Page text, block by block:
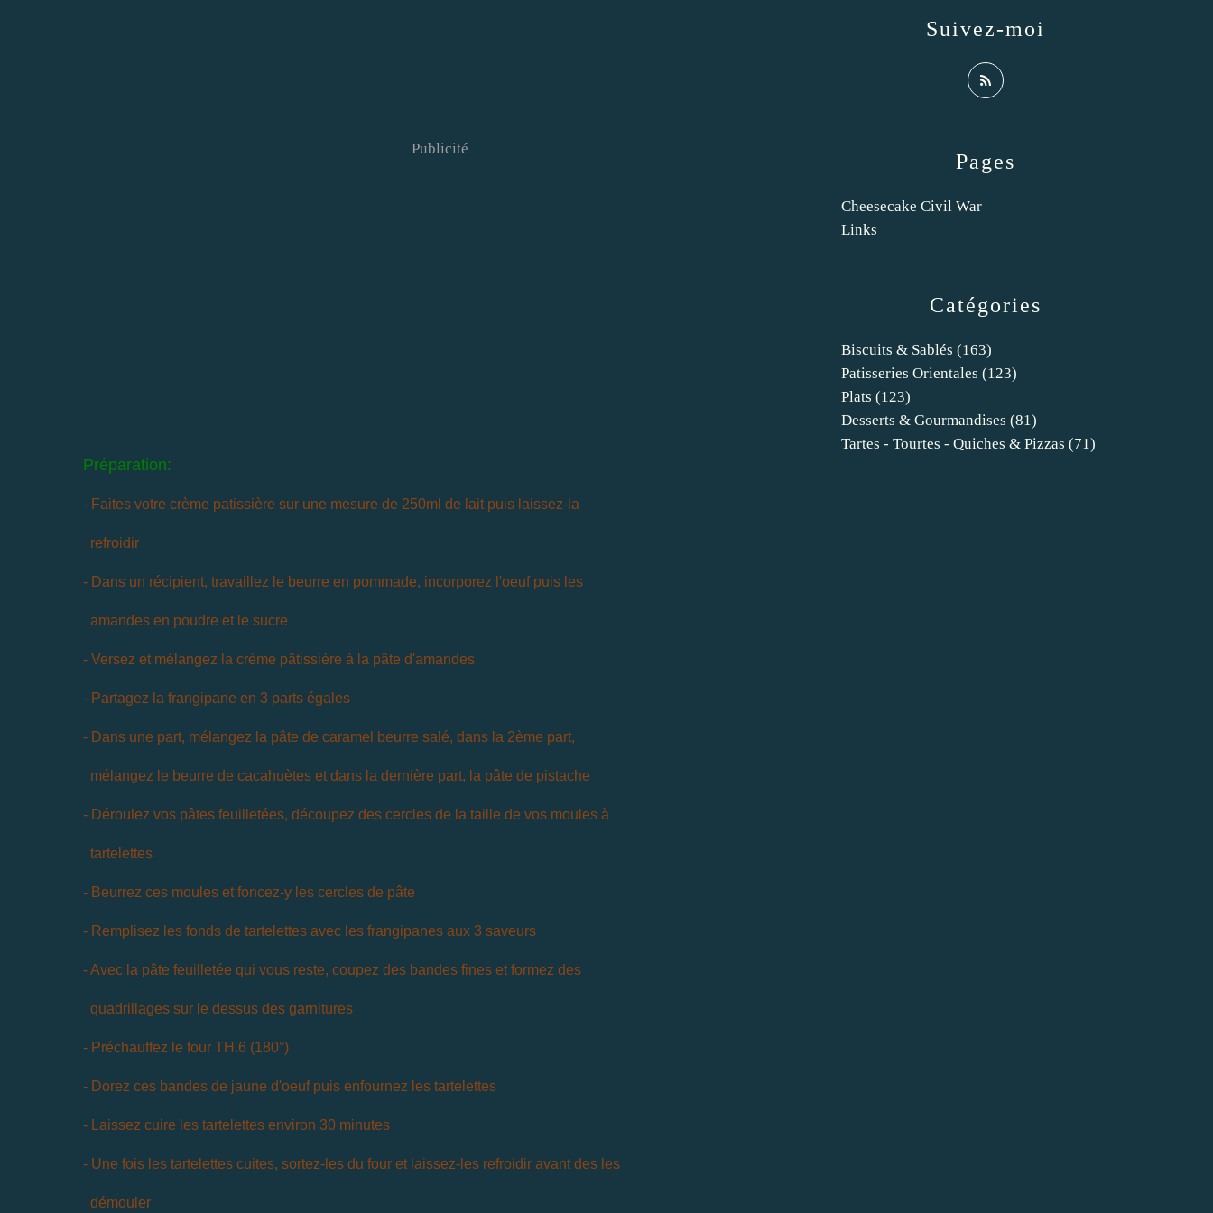
Publicité
Préparation:
- Faites votre crème patissière sur une mesure de 250ml de lait puis laissez-la
refroidir
- Dans un récipient, travaillez le beurre en pommade, incorporez l'oeuf puis les
amandes en poudre et le sucre
- Versez et mélangez la crème pâtissière à la pâte d'amandes
- Partagez la frangipane en 3 parts égales
- Dans une part, mélangez la pâte de caramel beurre salé, dans la 2ème part,
mélangez le beurre de cacahuètes et dans la dernière part, la pâte de pistache
- Déroulez vos pâtes feuilletées, découpez des cercles de la taille de vos moules à
tartelettes
- Beurrez ces moules et foncez-y les cercles de pâte
- Remplisez les fonds de tartelettes avec les frangipanes aux 3 saveurs
- Avec la pâte feuilletée qui vous reste, coupez des bandes fines et formez des
quadrillages sur le dessus des garnitures
- Préchauffez le four TH.6 (180°)
- Dorez ces bandes de jaune d'oeuf puis enfournez les tartelettes
- Laissez cuire les tartelettes environ 30 minutes
- Une fois les tartelettes cuites, sortez-les du four et laissez-les refroidir avant des les
démouler
Catégories
Biscuits & Sablés (163)
Patisseries Orientales (123)
Plats (123)
Desserts & Gourmandises (81)
Tartes - Tourtes - Quiches & Pizzas (71)
Pages
Cheesecake Civil War
Links
Suivez-moi